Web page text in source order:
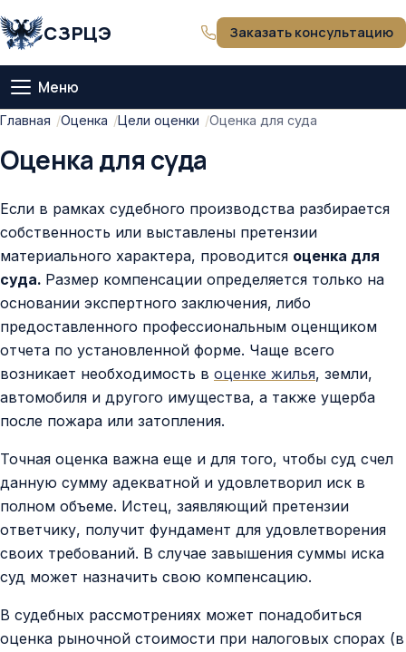
СЗРЦЭ Заказать консультацию
Меню
Главная
О компании
Тарифы
Оценка
Экспертиза
Статьи
Контакты
Главная Оценка Цели оценки Оценка для суда
Оценка для суда
Если в рамках судебного производства разбирается
собственность или выставлены претензии
материального характера, проводится оценка для
суда. Размер компенсации определяется только на
основании экспертного заключения, либо
предоставленного профессиональным оценщиком
отчета по установленной форме. Чаще всего
возникает необходимость в оценке жилья, земли,
автомобиля и другого имущества, а также ущерба
после пожара или затопления.
Точная оценка важна еще и для того, чтобы суд счел
данную сумму адекватной и удовлетворил иск в
полном объеме. Истец, заявляющий претензии
ответчику, получит фундамент для удовлетворения
своих требований. В случае завышения суммы иска
суд может назначить свою компенсацию.
В судебных рассмотрениях может понадобиться
оценка рыночной стоимости при налоговых спорах (в